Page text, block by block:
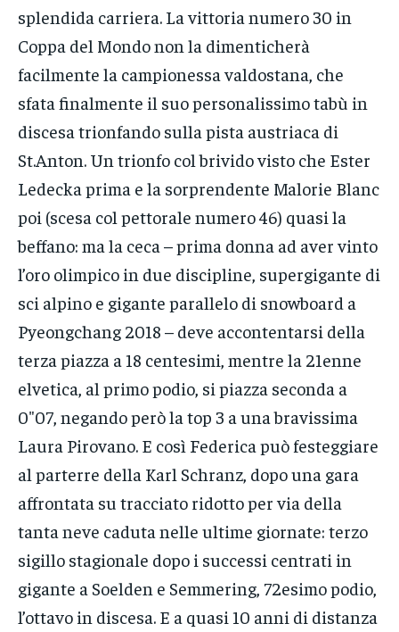
splendida carriera. La vittoria numero 30 in
Coppa del Mondo non la dimenticherà
facilmente la campionessa valdostana, che
sfata finalmente il suo personalissimo tabù in
discesa trionfando sulla pista austriaca di
St.Anton. Un trionfo col brivido visto che Ester
Ledecka prima e la sorprendente Malorie Blanc
poi (scesa col pettorale numero 46) quasi la
beffano: ma la ceca – prima donna ad aver vinto
l’oro olimpico in due discipline, supergigante di
sci alpino e gigante parallelo di snowboard a
Pyeongchang 2018 – deve accontentarsi della
terza piazza a 18 centesimi, mentre la 21enne
elvetica, al primo podio, si piazza seconda a
0″07, negando però la top 3 a una bravissima
Laura Pirovano. E così Federica può festeggiare
al parterre della Karl Schranz, dopo una gara
affrontata su tracciato ridotto per via della
tanta neve caduta nelle ultime giornate: terzo
sigillo stagionale dopo i successi centrati in
gigante a Soelden e Semmering, 72esimo podio,
l’ottavo in discesa. E a quasi 10 anni di distanza